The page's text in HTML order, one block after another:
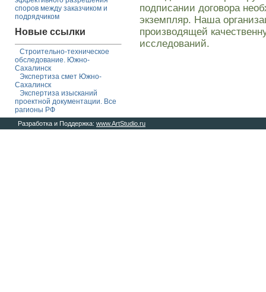
споров между заказчиком и
подрядчиком
Новые ссылки
Строительно-техническое
обследование. Южно-
Сахалинск
Экспертиза смет Южно-
Сахалинск
Экспертиза изысканий
проектной документации. Все
рагионы РФ
подписании договора
экземпляр. Наша
производящей
исследований.
Разработка и Поддержка: www.ArtStudio.ru